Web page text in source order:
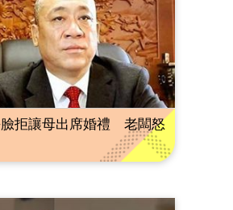
臉拒讓母出席婚禮 老闆怒